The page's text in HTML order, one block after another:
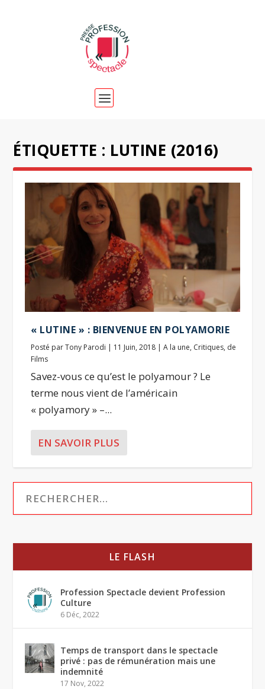
ÉTIQUETTE : LUTINE (2016)
« LUTINE » : BIENVENUE EN POLYAMORIE
Posté parTony Parodi | 11 Juin, 2018 |A la une, Critiques, de
Films
Savez-vous ce qu’est le polyamour ? Le
terme nous vient de l’américain
« polyamory » –...
EN SAVOIR PLUS
LE FLASH
Profession Spectacle devient Profession
Culture
6 Déc, 2022
Temps de transport dans le spectacle
privé : pas de rémunération mais une
indemnité
17 Nov, 2022